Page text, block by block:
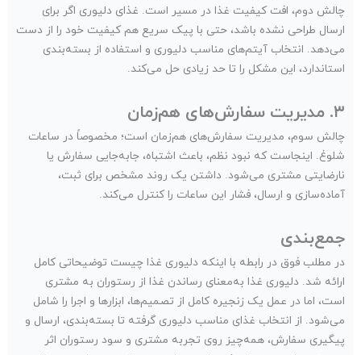
چالش دوم، افت کیفیت غذا در مسیر است. غذای دلیوری اگر برای
ارسال طراحی نشده باشد، حتی با پیک سریع هم کیفیت خود را از دست
می‌دهد. انتخاب آیتم‌های مناسب دلیوری و استفاده از بسته‌بندی
استاندارد، این مشکل را تا حد زیادی حل می‌کند.
٣. مدیریت سفارش‌های هم‌زمان
چالش سوم، مدیریت سفارش‌های هم‌زمان است؛ مخصوصاً در ساعات
شلوغ. اینجاست که نبود نظم، باعث اشتباه، جابه‌جایی سفارش یا
نارضایتی مشتری می‌شود. داشتن یک روند مشخص برای ثبت،
آماده‌سازی و ارسال، فشار این ساعات را کنترل می‌کند.
جمع‌بندی
در مطلب فوق در رابطه با اینکه دلیوری غذا چیست توضیحاتی کامل
ارائه شد. دلیوری غذا به‌معنای رساندن غذا از رستوران به مشتری
است، اما در عمل یک زنجیره کامل از تصمیم‌ها، ابزارها و اجرا را شامل
می‌شود. از انتخاب غذای مناسب دلیوری گرفته تا بسته‌بندی، ارسال و
پیگیری سفارش، همه‌چیز روی تجربه مشتری و سود رستوران اثر